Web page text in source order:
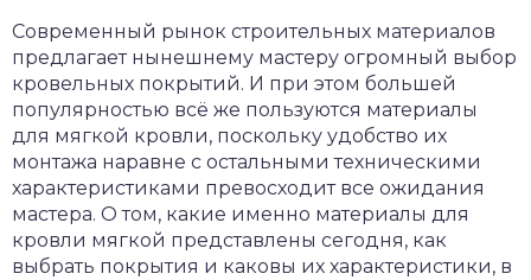
Современный рынок строительных материалов
предлагает нынешнему мастеру огромный выбор
кровельных покрытий. И при этом большей
популярностью всё же пользуются материалы
для мягкой кровли, поскольку удобство их
монтажа наравне с остальными техническими
характеристиками превосходит все ожидания
мастера. О том, какие именно материалы для
кровли мягкой представлены сегодня, как
выбрать покрытия и каковы их характеристики, в
крыши и кровли
и уход